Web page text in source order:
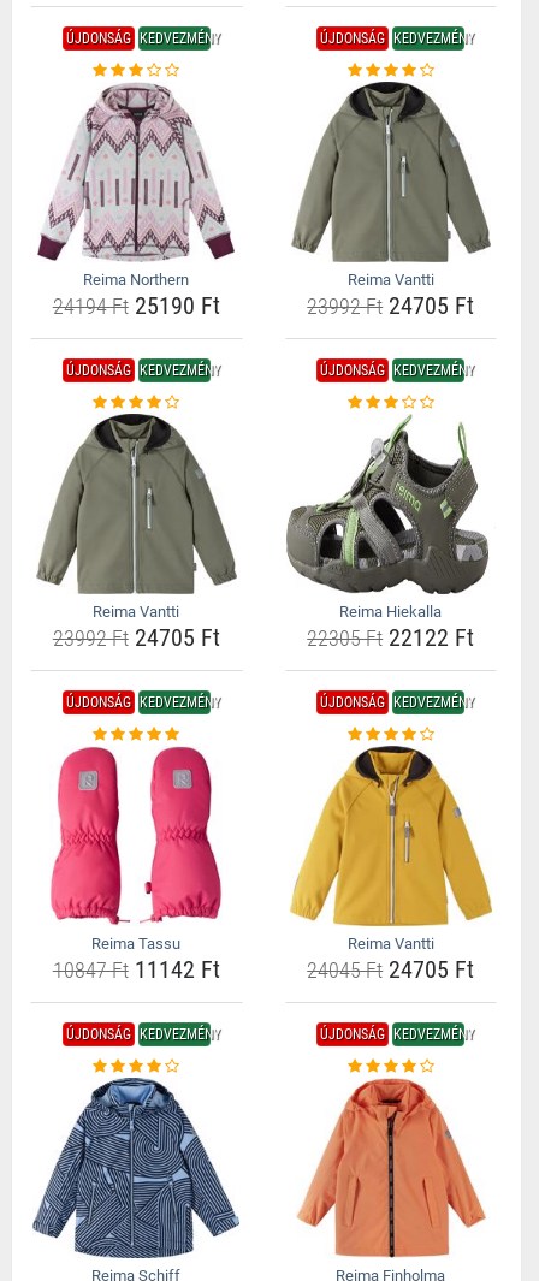
ÚJDONSÁG KEDVEZMÉNY
Reima Northern
24194 Ft25190 Ft
ÚJDONSÁG KEDVEZMÉNY
Reima Vantti
23992 Ft24705 Ft
ÚJDONSÁG KEDVEZMÉNY
Reima Vantti
23992 Ft24705 Ft
ÚJDONSÁG KEDVEZMÉNY
Reima Hiekalla
22305 Ft22122 Ft
ÚJDONSÁG KEDVEZMÉNY
Reima Tassu
10847 Ft11142 Ft
ÚJDONSÁG KEDVEZMÉNY
Reima Vantti
24045 Ft24705 Ft
ÚJDONSÁG KEDVEZMÉNY
Reima Schiff
ÚJDONSÁG KEDVEZMÉNY
Reima Finholma